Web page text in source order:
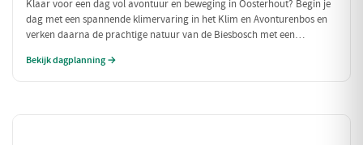
Klaar voor een dag vol avontuur en beweging in Oosterhout? Begin je
dag met een spannende klimervaring in het Klim en Avonturenbos en
verken daarna de prachtige natuur van de Biesbosch met een
Natuurpoortcafé BOS & Co, waar je energie krijgt voor de volgende
Bekijk dagplanning →